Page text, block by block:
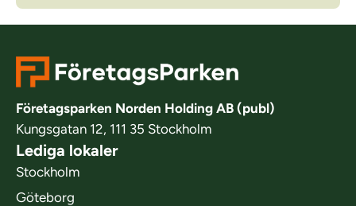
Företagsparken Norden Holding AB (publ)
Kungsgatan 12, 111 35 Stockholm
Lediga lokaler
Stockholm
Göteborg